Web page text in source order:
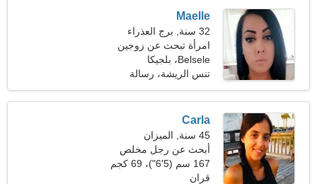
Maelle
32 سنة, برج العذراء
امرأة تبحث عن زوجين
Belsele، بلجيكا
تنس الريشة، رسالة
Carla
45 سنة, الميزان
أبحث عن رجل مخلص
للرقص معا
167 سم (5'6")، 69 كجم
(152 رطلا)
قران